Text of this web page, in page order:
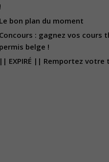
!
Le bon plan du moment
Concours : gagnez vos cours
permis belge !
|| EXPIRÉ || Remportez votre